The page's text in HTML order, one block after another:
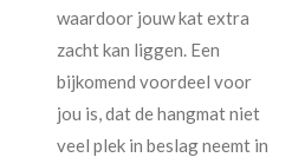
waardoor jouw kat extra
zacht kan liggen. Een
bijkomend voordeel voor
jou is, dat de hangmat niet
veel plek in beslag neemt in